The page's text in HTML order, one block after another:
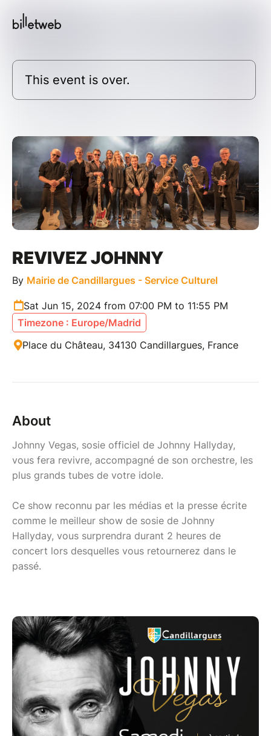
This event is over.
REVIVEZ JOHNNY
By Mairie de Candillargues - Service Culturel
Sat Jun 15, 2024 from 07:00 PM to 11:55 PM
Timezone : Europe/Madrid
Place du Château, 34130 Candillargues, France
About
Johnny Vegas, sosie officiel de Johnny Hallyday,
vous fera revivre, accompagné de son orchestre, les
plus grands tubes de votre idole.
Ce show reconnu par les médias et la presse écrite
comme le meilleur show de sosie de Johnny
Hallyday, vous surprendra durant 2 heures de
concert lors desquelles vous retournerez dans le
passé.